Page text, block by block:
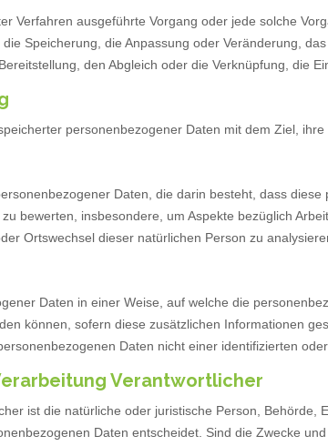
Verfahren ausgeführte Vorgang oder jede solche
Speicherung, die Anpassung oder Veränderung,
den Abgleich oder die Verknüpfung, die
personenbezogener Daten mit dem Ziel,
Daten, die darin besteht, dass
bewerten, insbesondere, um Aspekte bezüglich
Ortswechsel dieser natürlichen Person zu
Daten in einer Weise, auf welche die
können, sofern diese zusätzlichen Informationen
Daten nicht einer identifizierten
Verantwortlicher
ist die natürliche oder juristische Person,
Daten entscheidet. Sind die Zwecke